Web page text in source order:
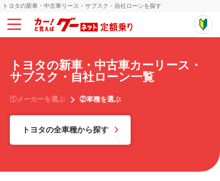
トヨタの新車・中古車リース・サブスク・自社ローンを探す
トヨタの新車・中古車カーリース・
サブスク・自社ローン一覧
①メーカーを選ぶ ②車種を選ぶ
トヨタの全車種から探す